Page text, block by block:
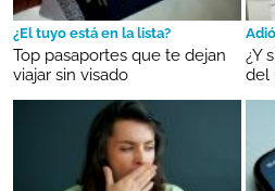
¿El tuyo está en la lista?
Top pasaportes que te dejan
viajar sin visado
¿Y
del